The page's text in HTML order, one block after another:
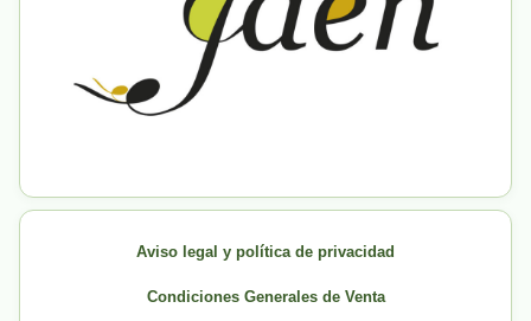
Aviso legal y política de privacidad
Condiciones Generales de Venta